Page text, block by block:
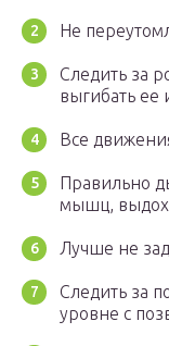
Не
Следить за
выгибать ее
Все
Правильно
мышц, выдох
Лучше не
Следить за
уровне с